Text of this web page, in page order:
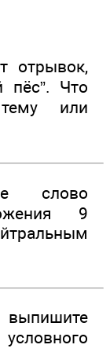
отрывок,
пёс”. Что
или
слово
9